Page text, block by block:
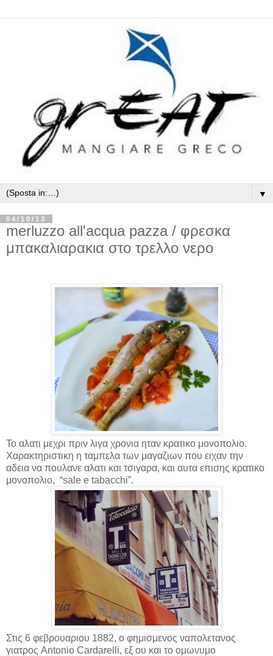
▼
04/10/13
merluzzo all'acqua pazza / φρεσκα
μπακαλιαρακια στο τρελλο νερο
Το αλατι μεχρι πριν λιγα χρονια ηταν κρατικο μονοπολιο.
Χαρακτηριστικη η ταμπελα των μαγαζιων που ειχαν την
αδεια να πουλανε αλατι και τσιγαρα, και αυτα επισης κρατικο
μονοπολιο, “sale e tabacchi”.
Στις 6 φεβρουαριου 1882, ο φημισμενος ναπολετανος
γιατρος Antonio Cardarelli, εξ ου και το ομωνυμο